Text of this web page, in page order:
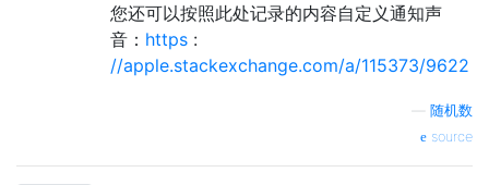
您还可以按照此处记录的内容自定义通知声
音： https :
//apple.stackexchange.com/a/115373/9622
随机数
source